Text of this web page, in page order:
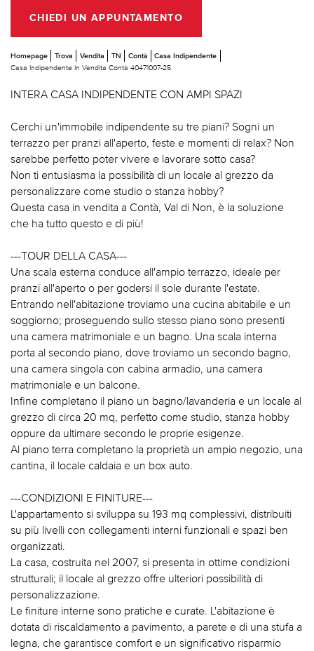
CHIEDI UN APPUNTAMENTO
Homepage Trova Vendita TN Contà
Casa Indipendente
Casa Indipendente In Vendita Contà 40471007-25
INTERA CASA INDIPENDENTE CON AMPI SPAZI
Cerchi un'immobile indipendente su tre piani? Sogni un
terrazzo per pranzi all'aperto, feste e momenti di relax? Non
sarebbe perfetto poter vivere e lavorare sotto casa?
Non ti entusiasma la possibilità di un locale al grezzo da
personalizzare come studio o stanza hobby?
Questa casa in vendita a Contà, Val di Non, è la soluzione
che ha tutto questo e di più!
---TOUR DELLA CASA---
Una scala esterna conduce all'ampio terrazzo, ideale per
pranzi all'aperto o per godersi il sole durante l'estate.
Entrando nell'abitazione troviamo una cucina abitabile e un
soggiorno; proseguendo sullo stesso piano sono presenti
una camera matrimoniale e un bagno. Una scala interna
porta al secondo piano, dove troviamo un secondo bagno,
una camera singola con cabina armadio, una camera
matrimoniale e un balcone.
Infine completano il piano un bagno/lavanderia e un locale al
grezzo di circa 20 mq, perfetto come studio, stanza hobby
oppure da ultimare secondo le proprie esigenze.
Al piano terra completano la proprietà un ampio negozio, una
cantina, il locale caldaia e un box auto.
---CONDIZIONI E FINITURE---
L'appartamento si sviluppa su 193 mq complessivi, distribuiti
su più livelli con collegamenti interni funzionali e spazi ben
organizzati.
La casa, costruita nel 2007, si presenta in ottime condizioni
strutturali; il locale al grezzo offre ulteriori possibilità di
personalizzazione.
Le finiture interne sono pratiche e curate. L'abitazione è
dotata di riscaldamento a pavimento, a parete e di una stufa a
legna, che garantisce comfort e un significativo risparmio